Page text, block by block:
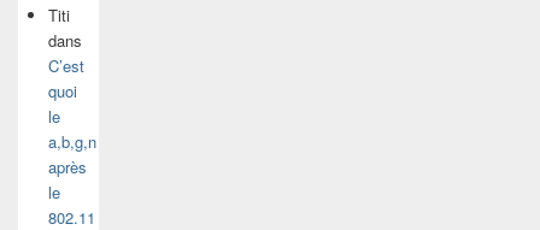
Titi
dans
C’est
quoi
le
a,b,g,n
après
le
802.11